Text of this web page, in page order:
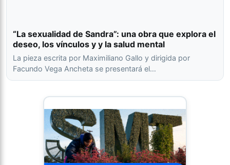
“La sexualidad de Sandra”: una obra que explora el
deseo, los vínculos y y la salud mental
La pieza escrita por Maximiliano Gallo y dirigida por
Facundo Vega Ancheta se presentará el…